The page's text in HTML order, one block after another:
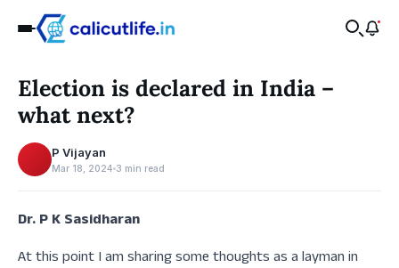
‹
Recent
Election is declared in India –
what next?
P Vijayan
Mar 18, 2024 3 min read
Dr. P K Sasidharan
At this point I am sharing some thoughts as a layman in